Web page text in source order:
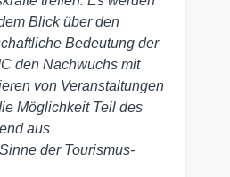
Blick über den
Bedeutung der
den Nachwuchs mit
von Veranstaltungen
Möglichkeit Teil des
aus
der Tourismus-